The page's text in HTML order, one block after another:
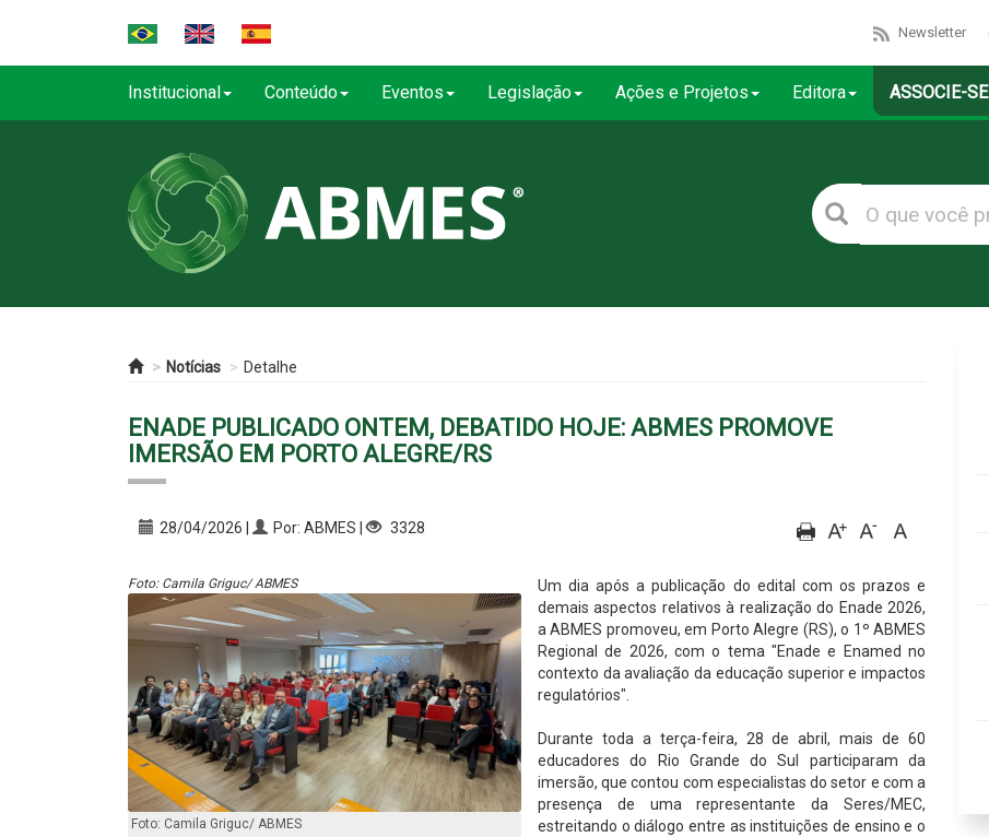
Newsletter
Institucional Conteúdo Eventos Legislação Ações e Projetos Editora ASSOCIE-SE
Notícias Detalhe
ENADE PUBLICADO ONTEM, DEBATIDO HOJE: ABMES PROMOVE
IMERSÃO EM PORTO ALEGRE/RS
28/04/2026 | Por: ABMES | 3328
Foto: Camila Griguc/ ABMES
Foto: Camila Griguc/ ABMES
Um dia após a publicação do edital com os prazos e
demais aspectos relativos à realização do Enade 2026,
a ABMES promoveu, em Porto Alegre (RS), o 1º ABMES
Regional de 2026, com o tema "Enade e Enamed no
contexto da avaliação da educação superior e impactos
regulatórios".
Durante toda a terça-feira, 28 de abril, mais de 60
educadores do Rio Grande do Sul participaram da
imersão, que contou com especialistas do setor e com a
presença de uma representante da Seres/MEC,
estreitando o diálogo entre as instituições de ensino e o